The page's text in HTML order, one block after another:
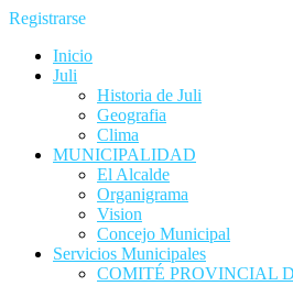
Registrarse
Inicio
Juli
Historia de Juli
Geografia
Clima
MUNICIPALIDAD
El Alcalde
Organigrama
Vision
Concejo Municipal
Servicios Municipales
COMITÉ PROVINCIAL